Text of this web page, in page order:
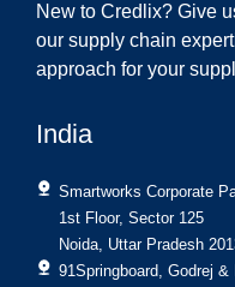
New to Credlix? Give
our supply chain
approach for your
India
Smartworks Corporate
1st Floor, Sector 125
Noida, Uttar Pradesh
91Springboard, Godrej